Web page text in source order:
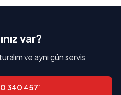
var?
ve aynı gün servis
340 4571